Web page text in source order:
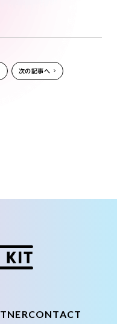
次の記事へ
CONTACT